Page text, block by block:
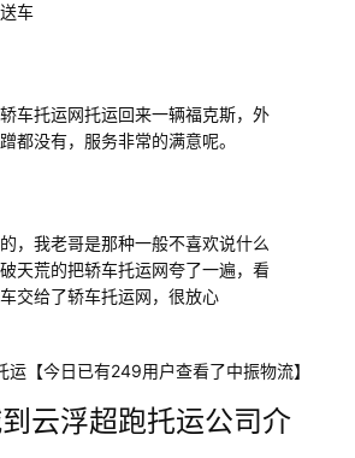
车
车托运网托运回来一辆福克斯，外
都没有，服务非常的满意呢。
，我老哥是那种一般不喜欢说什么
天荒的把轿车托运网夸了一遍，看
交给了轿车托运网，很放心
运【今日已有249用户查看了中振物流】
云浮超跑托运公司介